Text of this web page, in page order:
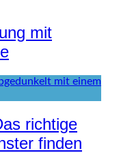
mit
richtige
finden